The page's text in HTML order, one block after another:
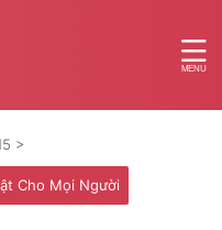
>
Cho Mọi Người